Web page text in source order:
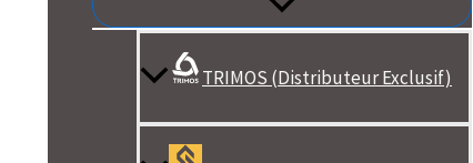
TRIMOS (Distributeur Exclusif)